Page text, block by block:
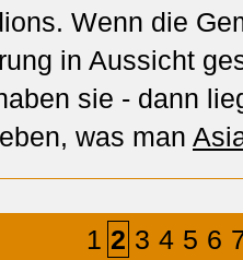
Wenn die
in Aussicht
sie - dann
was man
1 2 3 4 5 6